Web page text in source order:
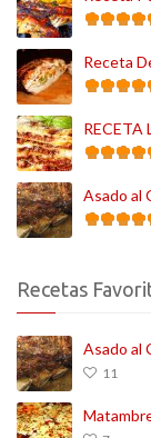
Receta
RECETA
Asado al
Recetas
Asado al
11